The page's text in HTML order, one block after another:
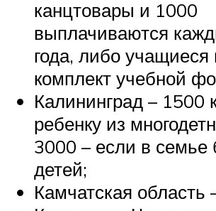
канцтовары и 1000
выплачиваются
года, либо учащиеся
комплект учебной
Калининград – 1500
ребенку из
3000 – если в семье
детей;
Камчатская область